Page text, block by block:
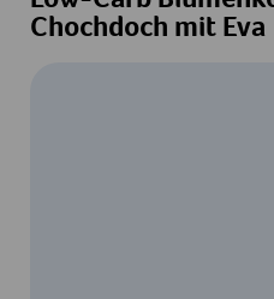
Chochdoch mit Eva